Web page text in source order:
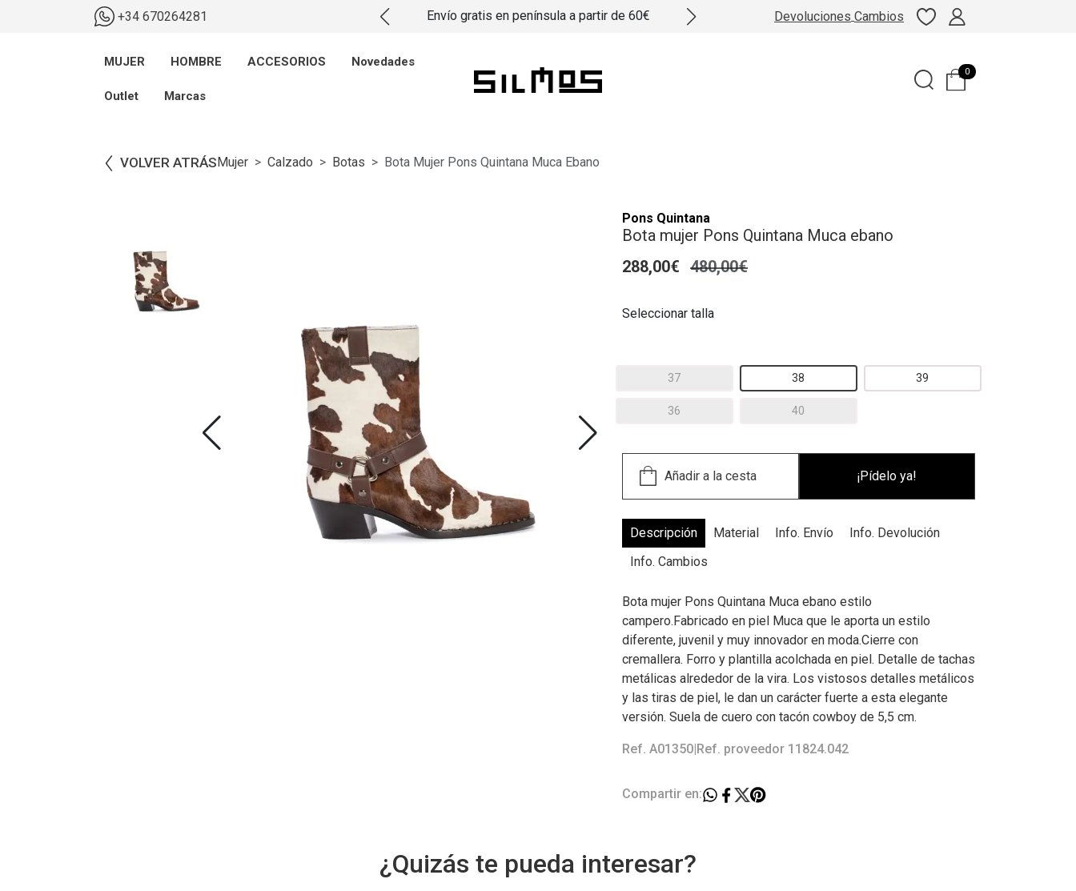
+34 670264281 Envío gratis en península a partir de 60€ Devoluciones Cambios
MUJER HOMBRE ACCESORIOS Novedades
Outlet Marcas
0
VOLVER ATRÁSMujer Calzado Botas Bota Mujer Pons Quintana Muca Ebano
Pons Quintana
Bota mujer Pons Quintana Muca ebano
288,00€ 480,00€
Seleccionar talla
37 38 39
36 40
¡Pídelo ya!
Descripción Material Info. Envío
Info. Devolución
Info. Cambios
Bota mujer Pons Quintana Muca ebano estilo
campero.Fabricado en piel Muca que le aporta un estilo
diferente, juvenil y muy innovador en moda.Cierre con
cremallera. Forro y plantilla acolchada en piel. Detalle de tachas
metálicas alrededor de la vira. Los vistosos detalles metálicos
y las tiras de piel, le dan un carácter fuerte a esta elegante
versión. Suela de cuero con tacón cowboy de 5,5 cm.
Ref. A01350|Ref. proveedor 11824.042
Compartir en:
¿Quizás te pueda interesar?